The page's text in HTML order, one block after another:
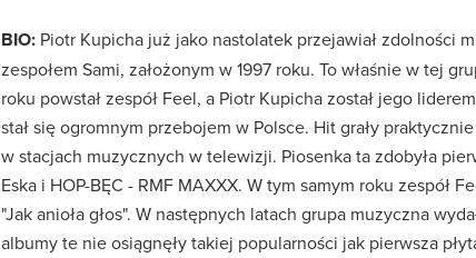
BIO: Piotr Kupicha już jako nastolatek przejawiał zdolności
zespołem Sami, założonym w 1997 roku. To właśnie w tej
roku powstał zespół Feel, a Piotr Kupicha został jego
stał się ogromnym przebojem w Polsce. Hit grały
w stacjach muzycznych w telewizji. Piosenka ta zdobyła
Eska i HOP-BĘC - RMF MAXXX. W tym samym roku
"Jak anioła głos". W następnych latach grupa muzyczna
albumy te nie osiągnęły takiej popularności jak pierwsza